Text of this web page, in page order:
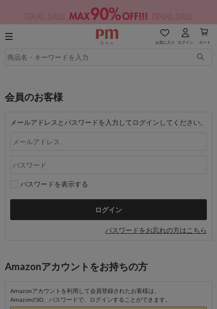
お気に入り ログイン カート
会員のお客様
メールアドレスとパスワードを入力してログインしてください。
パスワードを表示する
パスワードをお忘れの方はこちら
Amazonアカウントをお持ちの方
Amazonアカウントを利用して会員登録されたお客様は、
AmazonのID、パスワードで、ログインすることができます。